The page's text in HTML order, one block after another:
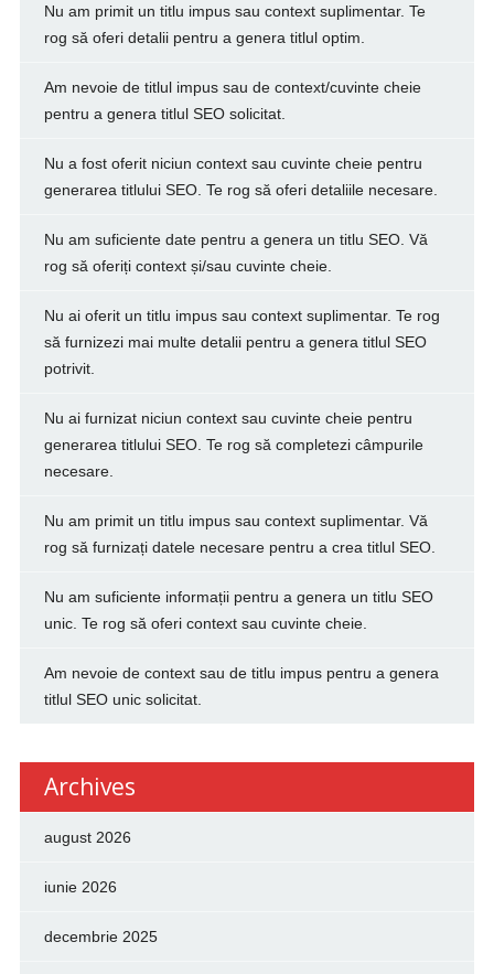
Nu am primit un titlu impus sau context suplimentar. Te
rog să oferi detalii pentru a genera titlul optim.
Am nevoie de titlul impus sau de context/cuvinte cheie
pentru a genera titlul SEO solicitat.
Nu a fost oferit niciun context sau cuvinte cheie pentru
generarea titlului SEO. Te rog să oferi detaliile necesare.
Nu am suficiente date pentru a genera un titlu SEO. Vă
rog să oferiți context și/sau cuvinte cheie.
Nu ai oferit un titlu impus sau context suplimentar. Te rog
să furnizezi mai multe detalii pentru a genera titlul SEO
potrivit.
Nu ai furnizat niciun context sau cuvinte cheie pentru
generarea titlului SEO. Te rog să completezi câmpurile
necesare.
Nu am primit un titlu impus sau context suplimentar. Vă
rog să furnizați datele necesare pentru a crea titlul SEO.
Nu am suficiente informații pentru a genera un titlu SEO
unic. Te rog să oferi context sau cuvinte cheie.
Am nevoie de context sau de titlu impus pentru a genera
titlul SEO unic solicitat.
Archives
august 2026
iunie 2026
decembrie 2025